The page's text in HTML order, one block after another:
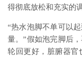
得彻底放松和充实的
“热水泡脚不单可以
量。”假如泡完脚后
轮回更好，脏腑器官